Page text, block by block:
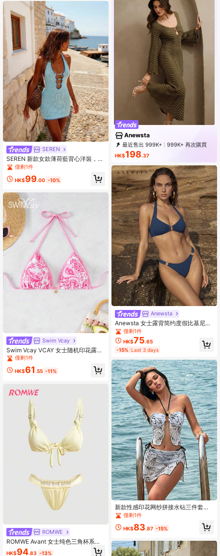
SEREN
SEREN 新款女款薄荷藍背心洋裝，鏤
空打結度假沙灘洋裝，休閒外出洋
裝，時尚針織夏季女裝
僅剩1件
HK$99.00 -10%
Swim Vcay
Swim Vcay VCAY 女士随机印花露背
三角吊带沙滩上衣
僅剩1件
HK$61 .55 -11%
ROMWE
ROMWE Avant 女士纯色三角杯系带
比基尼套装，采用闪亮弹力面料制成
HK$94.83 -13%
Anewsta
最近售出 999K+
999K+ 再次購買
4M Followers
HK$198.37
Anewsta
Anewsta 女士露背简约度假比基尼游
泳比基尼套装夏季海滩泳衣
僅剩1件
HK$75.65
-15% Last 3 days
新款性感印花网纱拼接水钻三件套比
基尼，吊带泳装，适合海滩、泳池、
派对度假，白色夏季款
僅剩1件
HK$83.87 -15%